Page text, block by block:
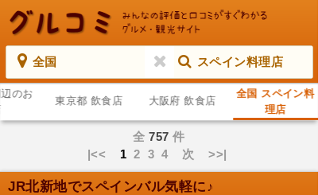
全国 スペイン料理店
のお
東京都 飲食店 大阪府 飲食店
全国 スペイン料
理店
全757 件
|<< 12 3 4 次 >>|
JR北新地でスペインバル気軽に♪